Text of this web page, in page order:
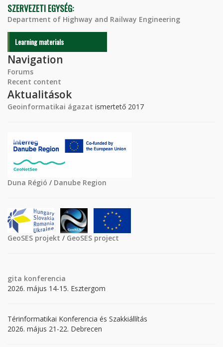
SZERVEZETI EGYSÉG:
Department of Highway and Railway Engineering
Learning materials
Navigation
Forums
Recent content
Aktualitások
Geoinformatikai ágazat ismertető 2017
Duna Régió / Danube Region
GeoSES projekt / GeoSES project
gita konferencia
2026. május 14-15. Esztergom
Térinformatikai Konferencia és Szakkiállítás
2026. május 21-22. Debrecen